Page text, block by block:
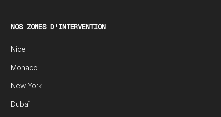
NOS ZONES D'INTERVENTION
Nice
Monaco
New York
Dubaï